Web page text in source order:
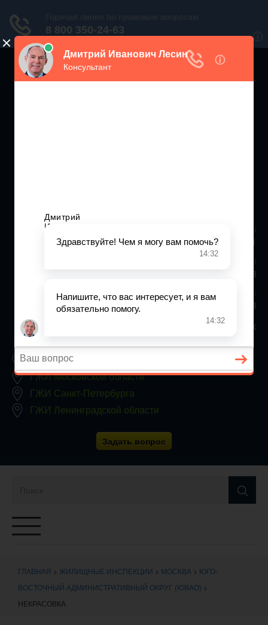
Москва и МО
+7 (499) 938-86-71
Санкт-Петербург и ЛО
+7 (812) 467-34-68
8 800 350 24 63
Заявки принимаются круглосуточно, без выходных
ГЖИ Москвы
ГЖИ Московской области
ГЖИ Санкт-Петербурга
ГЖИ Ленинградской области
Задать вопрос
Переключатель
ГЛАВНАЯ > ЖИЛИЩНЫЕ ИНСПЕКЦИИ > МОСКВА > ЮГО-
ВОСТОЧНЫЙ АДМИНИСТРАТИВНЫЙ ОКРУГ (ЮВАО) >
НЕКРАСОВКА